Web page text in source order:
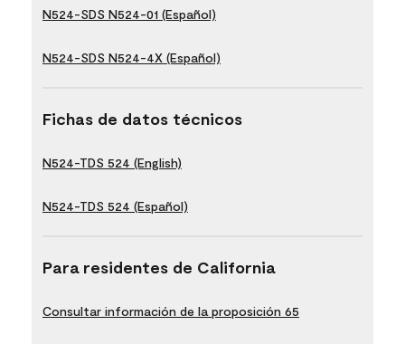
N524-SDS N524-01 (Español)
N524-SDS N524-4X (Español)
Fichas de datos técnicos
N524-TDS 524 (English)
N524-TDS 524 (Español)
Para residentes de California
Consultar información de la proposición 65